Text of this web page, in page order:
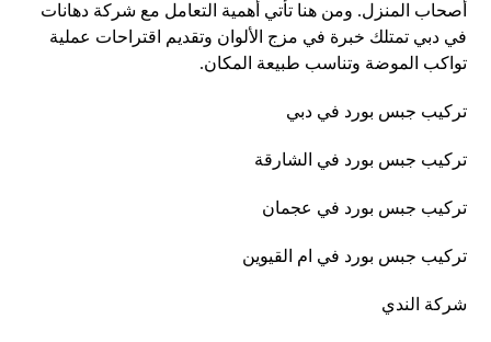
أصحاب المنزل. ومن هنا تأتي أهمية التعامل مع شركة دهانات
في دبي تمتلك خبرة في مزج الألوان وتقديم اقتراحات عملية
تواكب الموضة وتناسب طبيعة المكان.
تركيب جبس بورد في دبي
تركيب جبس بورد في الشارقة
تركيب جبس بورد في عجمان
تركيب جبس بورد في ام القيوين
شركة الندي